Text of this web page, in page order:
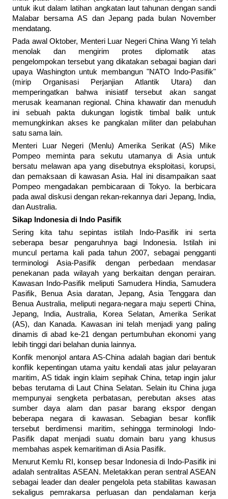
untuk ikut dalam latihan angkatan laut tahunan dengan sandi
Malabar bersama AS dan Jepang pada bulan November
mendatang.
Pada awal Oktober, Menteri Luar Negeri China Wang Yi telah
menolak dan mengirim protes diplomatik atas
pengelompokan tersebut yang dikatakan sebagai bagian dari
upaya Washington untuk membangun "NATO Indo-Pasifik"
(mirip Organisasi Perjanjian Atlantik Utara) dan
memperingatkan bahwa inisiatif tersebut akan sangat
merusak keamanan regional. China khawatir dan menuduh
ini sebuah pakta dukungan logistik timbal balik untuk
memungkinkan akses ke pangkalan militer dan pelabuhan
satu sama lain.
Menteri Luar Negeri (Menlu) Amerika Serikat (AS) Mike
Pompeo meminta para sekutu utamanya di Asia untuk
bersatu melawan apa yang disebutnya eksploitasi, korupsi,
dan pemaksaan di kawasan Asia. Hal ini disampaikan saat
Pompeo mengadakan pembicaraan di Tokyo. Ia berbicara
pada awal diskusi dengan rekan-rekannya dari Jepang, India,
dan Australia.
Sikap Indonesia di Indo Pasifik
Sering kita tahu sepintas istilah Indo-Pasifik ini serta
seberapa besar pengaruhnya bagi Indonesia. Istilah ini
muncul pertama kali pada tahun 2007, sebagai pengganti
terminologi Asia-Pasifik dengan perbedaan mendasar
penekanan pada wilayah yang berkaitan dengan perairan.
Kawasan Indo-Pasifik meliputi Samudera Hindia, Samudera
Pasifik, Benua Asia daratan, Jepang, Asia Tenggara dan
Benua Australia, meliputi negara-negara maju seperti China,
Jepang, India, Australia, Korea Selatan, Amerika Serikat
(AS), dan Kanada. Kawasan ini telah menjadi yang paling
dinamis di abad ke-21 dengan pertumbuhan ekonomi yang
lebih tinggi dari belahan dunia lainnya.
Konfik menonjol antara AS-China adalah bagian dari bentuk
konflik kepentingan utama yaitu kendali atas jalur pelayaran
maritim, AS tidak ingin klaim sepihak China, tetap ingin jalur
bebas terutama di Laut China Selatan. Selain itu China juga
mempunyai sengketa perbatasan, perebutan akses atas
sumber daya alam dan pasar barang ekspor dengan
beberapa negara di kawasan. Sebagian besar konflik
tersebut berdimensi maritim, sehingga terminologi Indo-
Pasifik dapat menjadi suatu domain baru yang khusus
membahas aspek kemaritiman di Asia Pasifik.
Menurut Kemlu RI, konsep besar Indonesia di Indo-Pasifik ini
adalah sentralitas ASEAN. Meletakkan peran sentral ASEAN
sebagai leader dan dealer pengelola peta stabilitas kawasan
sekaligus pemrakarsa perluasan dan pendalaman kerja